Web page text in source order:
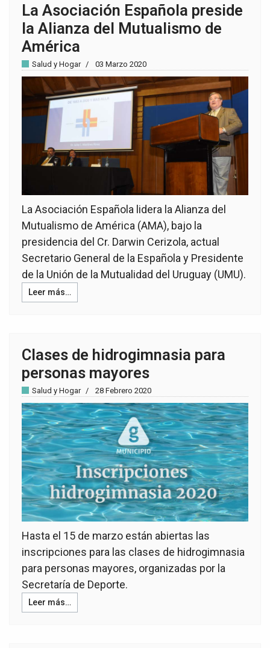
La Asociación Española preside
la Alianza del Mutualismo de
América
Salud y Hogar 03 Marzo 2020
La Asociación Española lidera la Alianza del
Mutualismo de América (AMA), bajo la
presidencia del Cr. Darwin Cerizola, actual
Secretario General de la Española y Presidente
de la Unión de la Mutualidad del Uruguay (UMU).
Leer más…
Clases de hidrogimnasia para
personas mayores
Salud y Hogar 28 Febrero 2020
Hasta el 15 de marzo están abiertas las
inscripciones para las clases de hidrogimnasia
para personas mayores, organizadas por la
Secretaría de Deporte.
Leer más…